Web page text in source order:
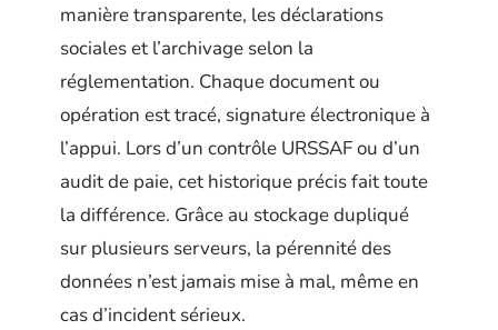
manière transparente, les déclarations
sociales et l’archivage selon la
réglementation. Chaque document ou
opération est tracé, signature électronique à
l’appui. Lors d’un contrôle URSSAF ou d’un
audit de paie, cet historique précis fait toute
la différence. Grâce au stockage dupliqué
sur plusieurs serveurs, la pérennité des
données n’est jamais mise à mal, même en
cas d’incident sérieux.